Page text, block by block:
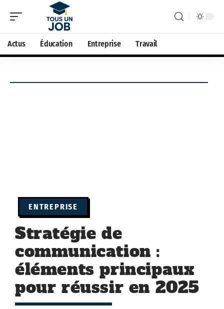
Actus Éducation Entreprise Travail
ENTREPRISE
Stratégie de
communication :
éléments principaux
pour réussir en 2025